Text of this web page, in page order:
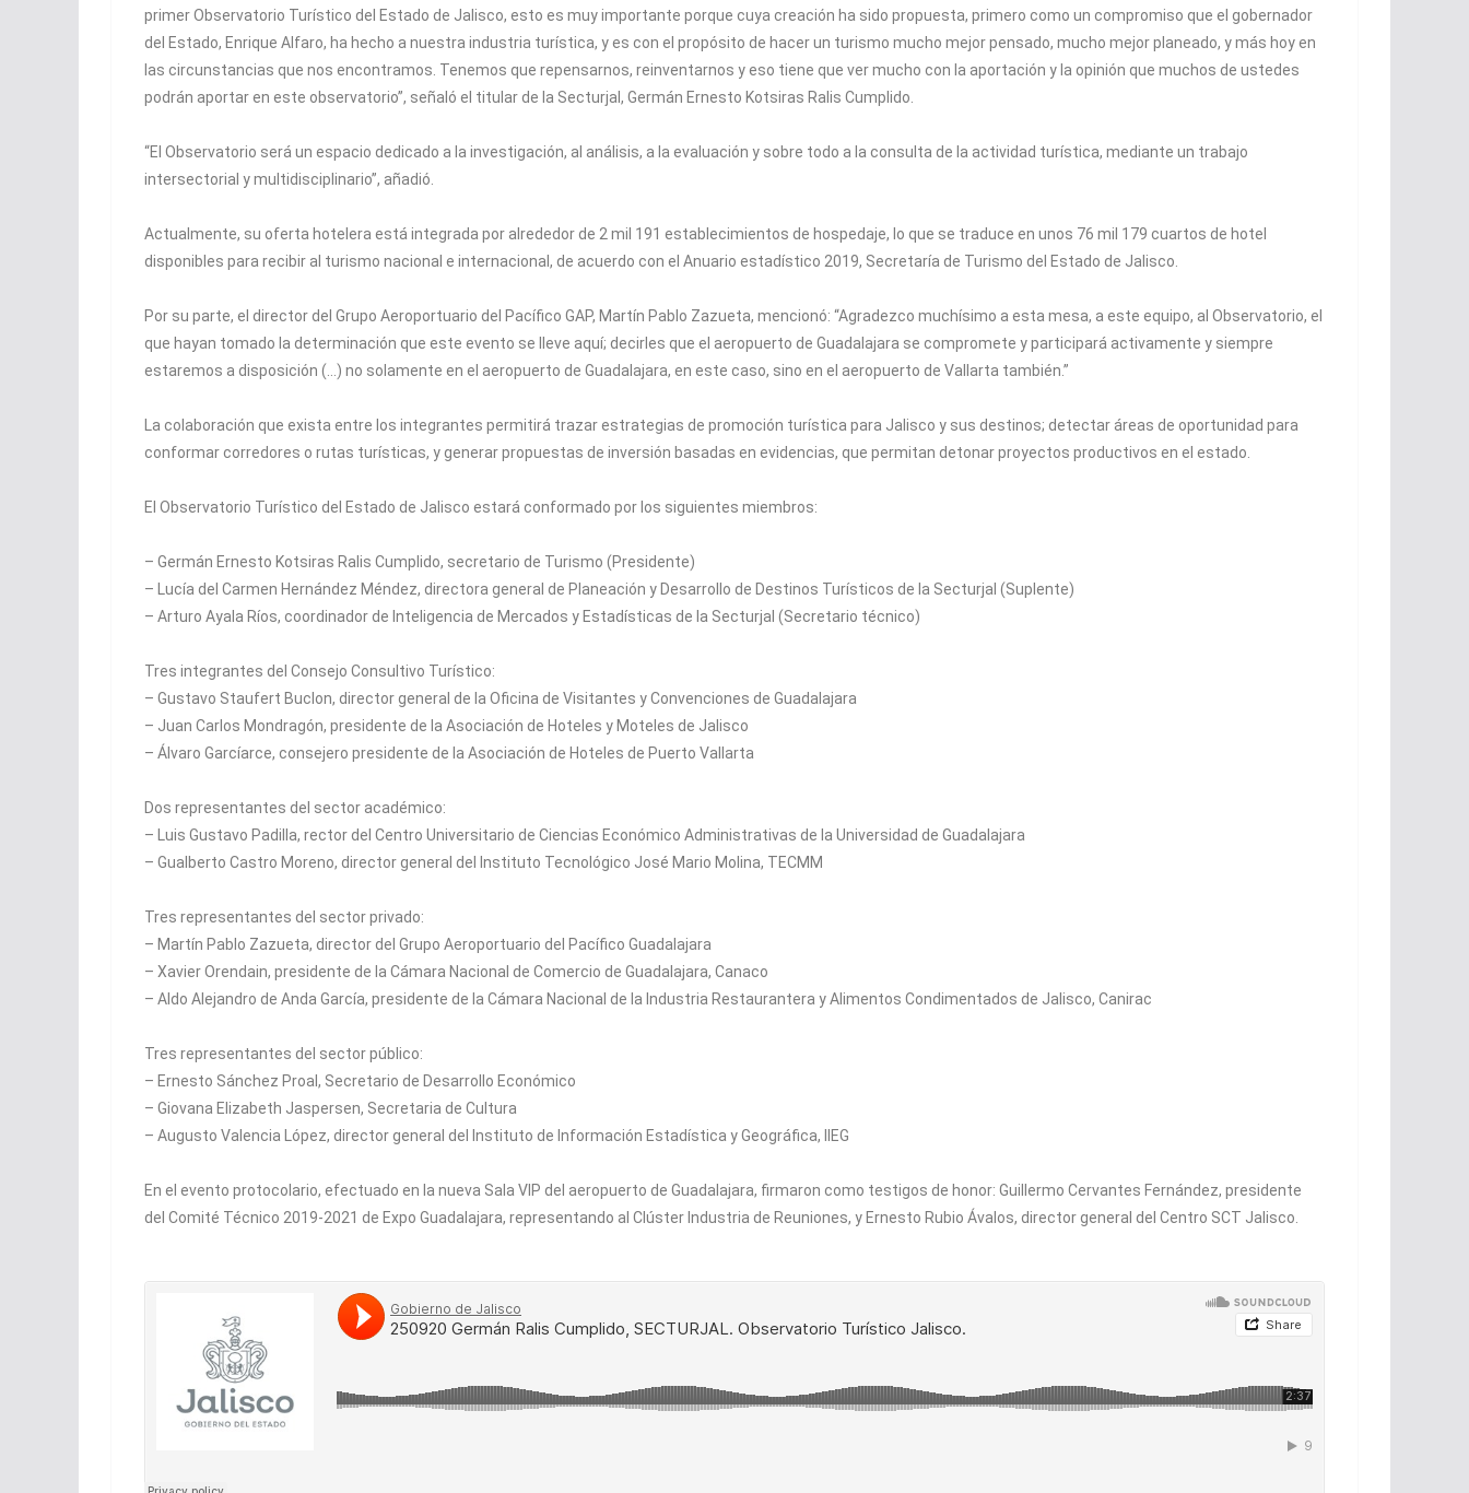
primer Observatorio Turístico del Estado de Jalisco, esto es muy importante porque cuya creación ha sido propuesta, primero como un compromiso que el gobernador
del Estado, Enrique Alfaro, ha hecho a nuestra industria turística, y es con el propósito de hacer un turismo mucho mejor pensado, mucho mejor planeado, y más hoy en
las circunstancias que nos encontramos. Tenemos que repensarnos, reinventarnos y eso tiene que ver mucho con la aportación y la opinión que muchos de ustedes
podrán aportar en este observatorio”, señaló el titular de la Secturjal, Germán Ernesto Kotsiras Ralis Cumplido.
“El Observatorio será un espacio dedicado a la investigación, al análisis, a la evaluación y sobre todo a la consulta de la actividad turística, mediante un trabajo
intersectorial y multidisciplinario”, añadió.
Actualmente, su oferta hotelera está integrada por alrededor de 2 mil 191 establecimientos de hospedaje, lo que se traduce en unos 76 mil 179 cuartos de hotel
disponibles para recibir al turismo nacional e internacional, de acuerdo con el Anuario estadístico 2019, Secretaría de Turismo del Estado de Jalisco.
Por su parte, el director del Grupo Aeroportuario del Pacífico GAP, Martín Pablo Zazueta, mencionó: “Agradezco muchísimo a esta mesa, a este equipo, al Observatorio, el
que hayan tomado la determinación que este evento se lleve aquí; decirles que el aeropuerto de Guadalajara se compromete y participará activamente y siempre
estaremos a disposición (…) no solamente en el aeropuerto de Guadalajara, en este caso, sino en el aeropuerto de Vallarta también.”
La colaboración que exista entre los integrantes permitirá trazar estrategias de promoción turística para Jalisco y sus destinos; detectar áreas de oportunidad para
conformar corredores o rutas turísticas, y generar propuestas de inversión basadas en evidencias, que permitan detonar proyectos productivos en el estado.
El Observatorio Turístico del Estado de Jalisco estará conformado por los siguientes miembros:
– Germán Ernesto Kotsiras Ralis Cumplido, secretario de Turismo (Presidente)
– Lucía del Carmen Hernández Méndez, directora general de Planeación y Desarrollo de Destinos Turísticos de la Secturjal (Suplente)
– Arturo Ayala Ríos, coordinador de Inteligencia de Mercados y Estadísticas de la Secturjal (Secretario técnico)
Tres integrantes del Consejo Consultivo Turístico:
– Gustavo Staufert Buclon, director general de la Oficina de Visitantes y Convenciones de Guadalajara
– Juan Carlos Mondragón, presidente de la Asociación de Hoteles y Moteles de Jalisco
– Álvaro Garcíarce, consejero presidente de la Asociación de Hoteles de Puerto Vallarta
Dos representantes del sector académico:
– Luis Gustavo Padilla, rector del Centro Universitario de Ciencias Económico Administrativas de la Universidad de Guadalajara
– Gualberto Castro Moreno, director general del Instituto Tecnológico José Mario Molina, TECMM
Tres representantes del sector privado:
– Martín Pablo Zazueta, director del Grupo Aeroportuario del Pacífico Guadalajara
– Xavier Orendain, presidente de la Cámara Nacional de Comercio de Guadalajara, Canaco
– Aldo Alejandro de Anda García, presidente de la Cámara Nacional de la Industria Restaurantera y Alimentos Condimentados de Jalisco, Canirac
Tres representantes del sector público:
– Ernesto Sánchez Proal, Secretario de Desarrollo Económico
– Giovana Elizabeth Jaspersen, Secretaria de Cultura
– Augusto Valencia López, director general del Instituto de Información Estadística y Geográfica, IIEG
En el evento protocolario, efectuado en la nueva Sala VIP del aeropuerto de Guadalajara, firmaron como testigos de honor: Guillermo Cervantes Fernández, presidente
del Comité Técnico 2019-2021 de Expo Guadalajara, representando al Clúster Industria de Reuniones, y Ernesto Rubio Ávalos, director general del Centro SCT Jalisco.